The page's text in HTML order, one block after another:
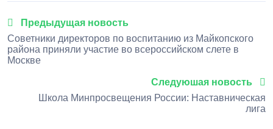
Предыдущая новость
Советники директоров по воспитанию из Майкопского
района приняли участие во всероссийском слете в
Москве
Следуюшая новость
Школа Минпросвещения России: Наставническая
лига